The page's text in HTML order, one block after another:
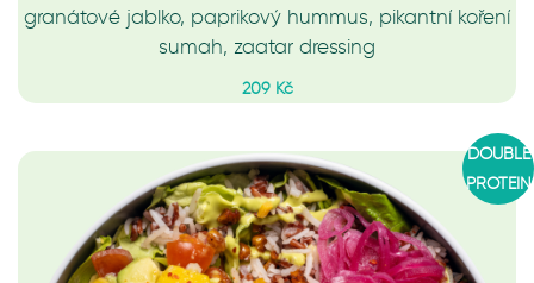
granátové jablko, paprikový hummus, pikantní koření
sumah, zaatar dressing
209 Kč
DOUBLE
PROTEIN